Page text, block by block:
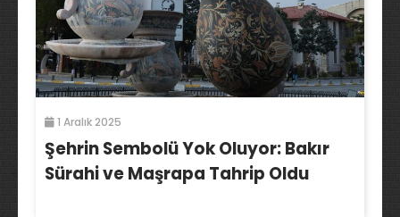
1 Aralık 2025
Şehrin Sembolü Yok Oluyor: Bakır
Sürahi ve Maşrapa Tahrip Oldu